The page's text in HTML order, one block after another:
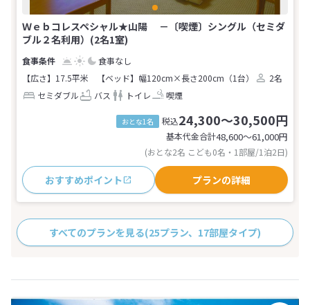
Ｗｅｂコレスペシャル★山陽 －〔喫煙〕シングル（セミダ
ブル２名利用）(2名1室)
食事なし
【広さ】17.5平米
【ベッド】幅120cm×長さ200cm（1台）
2名
セミダブル
バス トイレ 喫煙
おとな1名 税込24,300～30,500円
基本代金合計48,600〜61,000円
(おとな2名 こども0名・1部屋/1泊2日)
おすすめポイント プランの詳細
すべてのプランを見る(25プラン、17部屋タイプ)